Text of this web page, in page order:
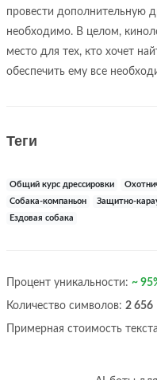
провести дополнительную
необходимо. В целом,
место для тех, кто хочет
обеспечить ему все
Теги
Общий курс дрессировки
Собака-компаньон Защитно-
Ездовая собака
Процент уникальности: ~
Количество символов: 2 656
Примерная стоимость